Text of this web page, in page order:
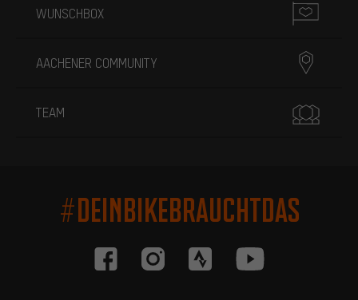
WUNSCHBOX
AACHENER COMMUNITY
TEAM
#DEINBIKEBRAUCHTDAS